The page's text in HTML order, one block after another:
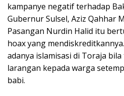
kampanye negatif terhadap
Gubernur Sulsel, Aziz Qahhar
Pasangan Nurdin Halid itu
hoax yang
adanya islamisasi di Toraja
larangan kepada warga
babi.